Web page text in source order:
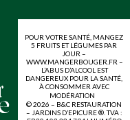
POUR VOTRE SANTÉ, MANGEZ
5 FRUITS ET LÉGUMES PAR
JOUR –
WWW.MANGERBOUGER.FR –
L’ABUS D’ALCOOL EST
DANGEREUX POUR LA SANTÉ,
À CONSOMMER AVEC
MODÉRATION
© 2026 – B&C RESTAURATION
– JARDINS D’EPICURE ®. TVA :